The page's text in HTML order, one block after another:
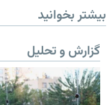
بیشتر بخوانید
گزارش و تحلیل